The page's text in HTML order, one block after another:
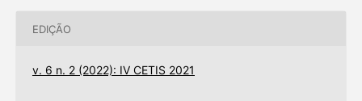
EDIÇÃO
v. 6 n. 2 (2022): IV CETIS 2021